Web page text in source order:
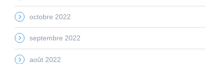
octobre 2022
septembre 2022
août 2022